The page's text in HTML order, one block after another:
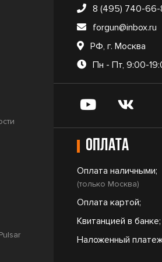
8 (495) 740-66-
forgun@inbox.ru
РФ, г. Москва
Пн - Пт, 9:00-
Оплата
Оплата наличными;
(только Москва)
Оплата картой;
Квитанцией в банке;
Наложенный